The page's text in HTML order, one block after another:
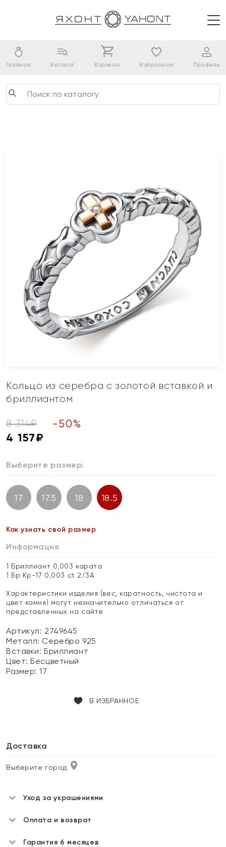
Главная Каталог Корзина Избранное Профиль
Кольцо из серебра с золотой вставкой и
бриллиантом
8 314₽ -50%
4 157₽
Выберите размер:
17 17.5 18 18.5
Как узнать свой размер
Информация
1 Бриллиант 0,003 карата
1 Бр Кр-17 0,003 ct 2/3А
Характеристики изделия (вес, каратность, чистота и
цвет камня) могут незначительно отличаться от
представленных на сайте
Артикул: 2749645
Металл: Серебро 925
Вставки:Бриллиант
Цвет:Бесцветный
Размер:17
В ИЗБРАННОЕ
Доставка
Выберите город
Уход за украшениями
Оплата и возврат
Гарантия 6 месяцев